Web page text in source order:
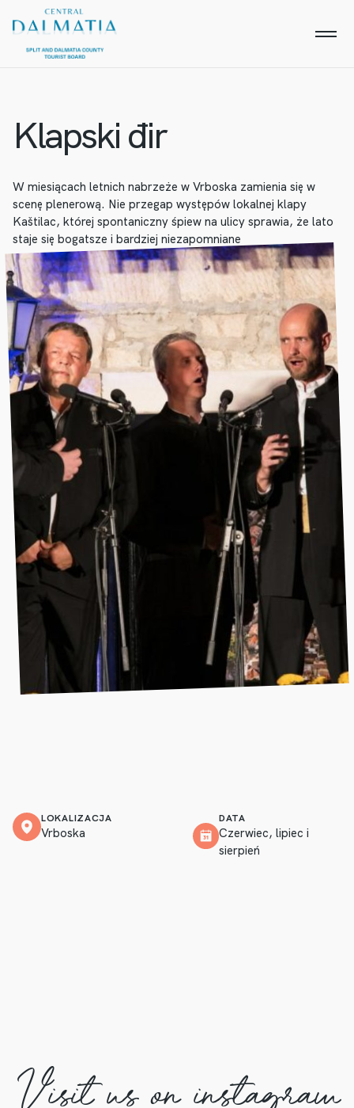
Klapski đir
W miesiącach letnich nabrzeże w Vrboska zamienia się w
scenę plenerową. Nie przegap występów lokalnej klapy
Kaštilac, której spontaniczny śpiew na ulicy sprawia, że ​​lato
staje się bogatsze i bardziej niezapomniane
LOKALIZACJA
Vrboska
DATA
Czerwiec, lipiec i
sierpień